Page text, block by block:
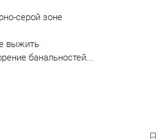
серой зоне
выжить
банальностей...